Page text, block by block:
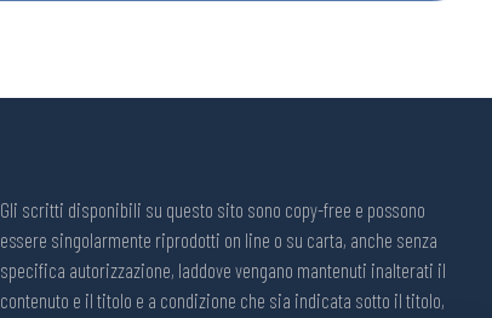
Gli scritti disponibili su questo sito sono copy-free e possono
essere singolarmente riprodotti on line o su carta, anche senza
specifica autorizzazione, laddove vengano mantenuti inalterati il
contenuto e il titolo e a condizione che sia indicata sotto il titolo,